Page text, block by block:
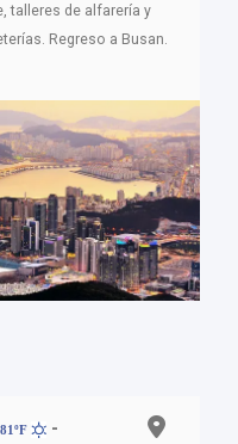
talleres de alfarería y
Regreso a Busan.
-